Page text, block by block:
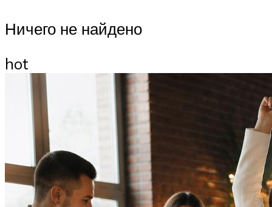
Ничего не найдено
hot